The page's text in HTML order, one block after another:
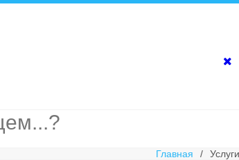
Главная / Услуги